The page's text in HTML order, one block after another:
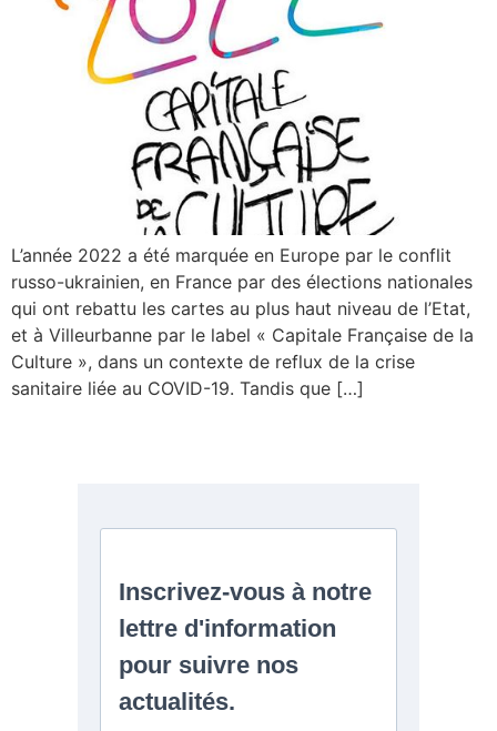
L’année 2022 a été marquée en Europe par le conflit
russo-ukrainien, en France par des élections nationales
qui ont rebattu les cartes au plus haut niveau de l’Etat,
et à Villeurbanne par le label « Capitale Française de la
Culture », dans un contexte de reflux de la crise
sanitaire liée au COVID-19. Tandis que […]